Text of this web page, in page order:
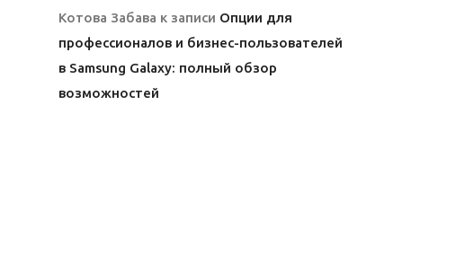
Котова Забава к записи Опции для
профессионалов и бизнес-пользователей
в Samsung Galaxy: полный обзор
возможностей